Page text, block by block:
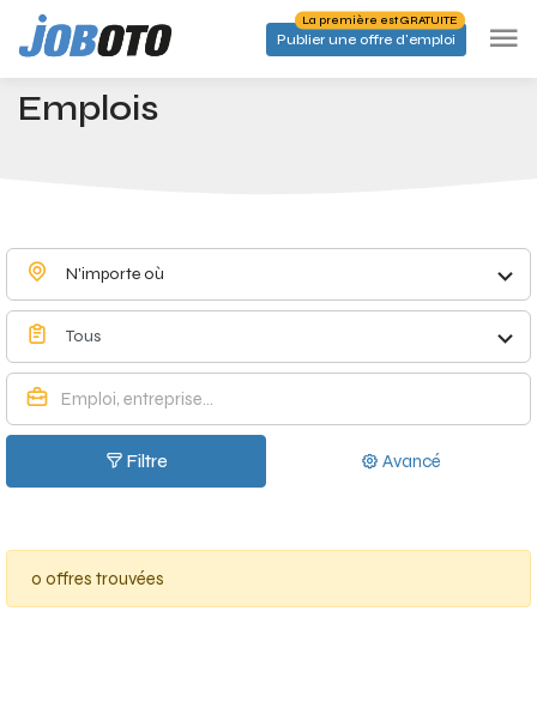
Skip to main content
Publier une offre d'emploi
La première est GRATUITE
Accueil Emplois à Rienne - Joboto
Emplois
N'importe où
Tous
Filtre Avancé
0 offres trouvées